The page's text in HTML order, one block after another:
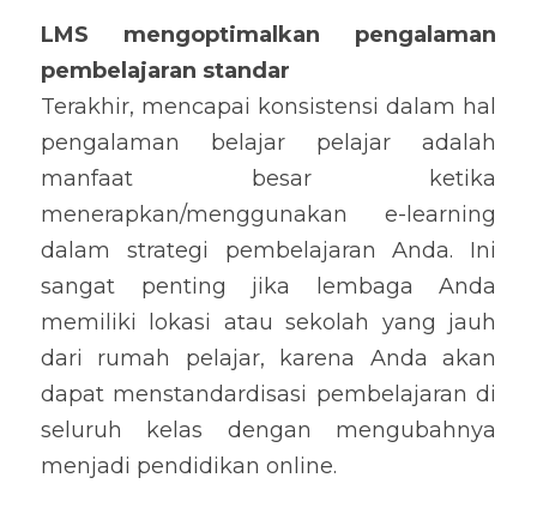
LMS mengoptimalkan pengalaman
pembelajaran standar
Terakhir, mencapai konsistensi dalam hal
pengalaman belajar pelajar adalah
manfaat besar ketika
menerapkan/menggunakan e-learning
dalam strategi pembelajaran Anda. Ini
sangat penting jika lembaga Anda
memiliki lokasi atau sekolah yang jauh
dari rumah pelajar, karena Anda akan
dapat menstandardisasi pembelajaran di
seluruh kelas dengan mengubahnya
menjadi pendidikan online.